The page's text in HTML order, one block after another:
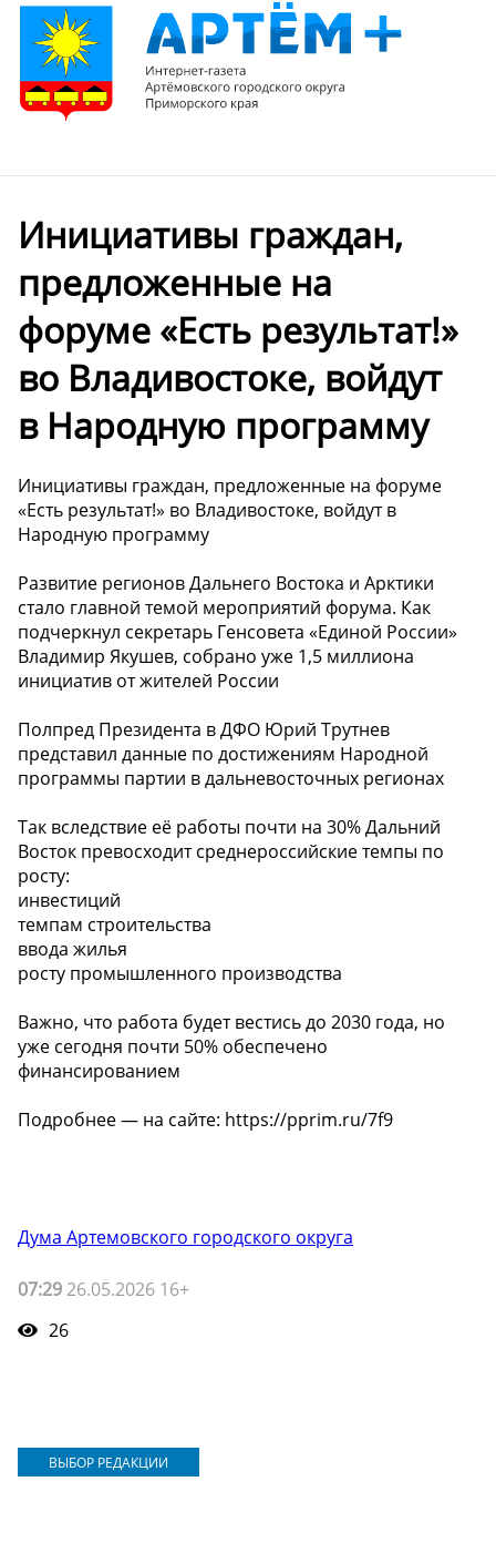
Инициативы граждан,
предложенные на
форуме «Есть результат!»
во Владивостоке, войдут
в Народную программу
Инициативы граждан, предложенные на форуме
«Есть результат!» во Владивостоке, войдут в
Народную программу
️Развитие регионов Дальнего Востока и Арктики
стало главной темой мероприятий форума. Как
подчеркнул секретарь Генсовета «Единой России»
Владимир Якушев, собрано уже 1,5 миллиона
инициатив от жителей России
Полпред Президента в ДФО Юрий Трутнев
представил данные по достижениям Народной
программы партии в дальневосточных регионах
Так вследствие её работы почти на 30% Дальний
Восток превосходит среднероссийские темпы по
росту:
️инвестиций
️темпам строительства
️ввода жилья
️росту промышленного производства
Важно, что работа будет вестись до 2030 года, но
уже сегодня почти 50% обеспечено
финансированием
Подробнее — на сайте: https://pprim.ru/7f9
Дума Артемовского городского округа
07:29 26.05.2026 16+
26
ВЫБОР РЕДАКЦИИ